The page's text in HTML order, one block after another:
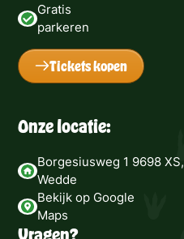
Gratis
parkeren
Tickets kopen
Onze locatie:
Borgesiusweg 1 9698 XS,
Wedde
Bekijk op Google
Maps
Vragen?